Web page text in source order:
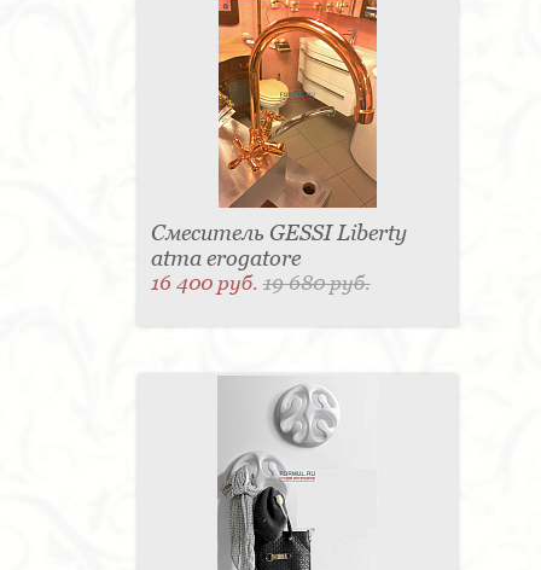
Смеситель GESSI Liberty
atma erogatore
16 400 руб.19 680 руб.